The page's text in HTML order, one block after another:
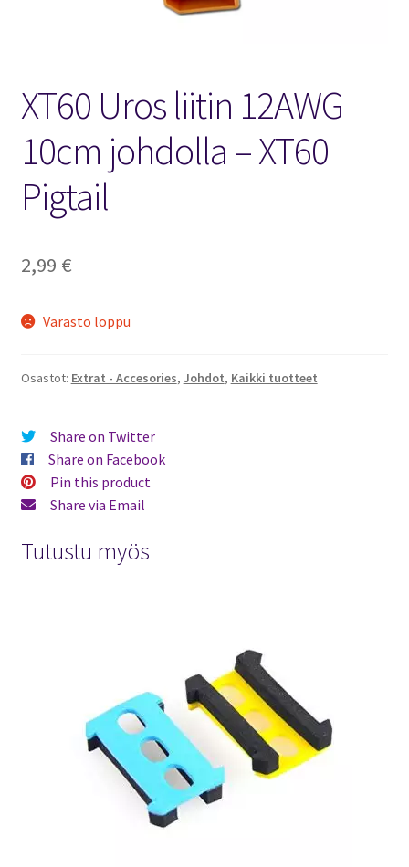
Kassa
Toimitusehdot
Yhteystiedot
XT60 Uros liitin 12AWG
10cm johdolla – XT60
Pigtail
2,99 €
Varasto loppu
Osastot: Extrat - Accesories, Johdot, Kaikki tuotteet
Share on Twitter
Share on Facebook
Pin this product
Share via Email
Tutustu myös